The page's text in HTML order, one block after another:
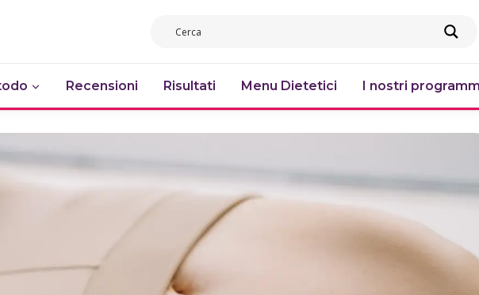
Recensioni Risultati Menu Dietetici I nostri